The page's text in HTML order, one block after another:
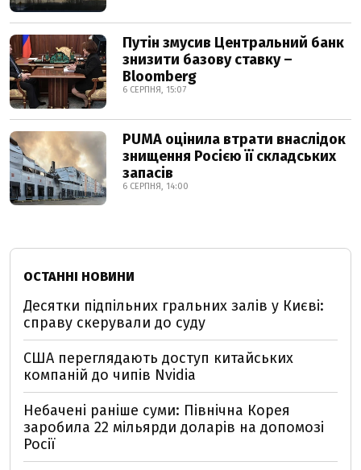
Путін змусив Центральний банк
знизити базову ставку –
Bloomberg
6 СЕРПНЯ, 15:07
PUMA оцінила втрати внаслідок
знищення Росією її складських
запасів
6 СЕРПНЯ, 14:00
ОСТАННІ НОВИНИ
Десятки підпільних гральних залів у Києві:
справу скерували до суду
США переглядають доступ китайських
компаній до чипів Nvidia
Небачені раніше суми: Північна Корея
заробила 22 мільярди доларів на допомозі
Росії